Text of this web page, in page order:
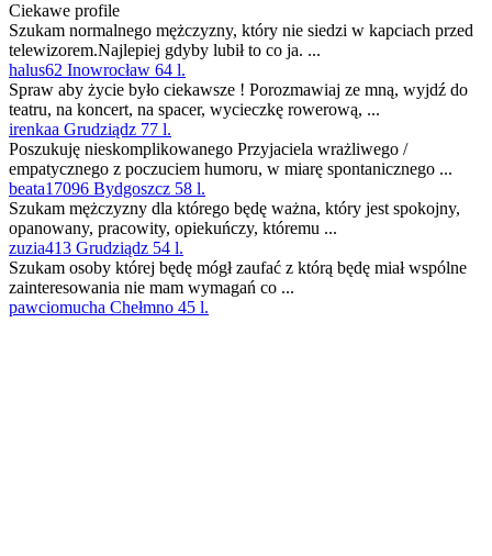
Ciekawe profile
Szukam normalnego mężczyzny, który nie siedzi w kapciach przed
telewizorem.Najlepiej gdyby lubił to co ja. ...
halus62 Inowrocław 64 l.
Spraw aby życie było ciekawsze ! Porozmawiaj ze mną, wyjdź do
teatru, na koncert, na spacer, wycieczkę rowerową, ...
irenkaa Grudziądz 77 l.
Poszukuję nieskomplikowanego Przyjaciela wrażliwego /
empatycznego z poczuciem humoru, w miarę spontanicznego ...
beata17096 Bydgoszcz 58 l.
Szukam mężczyzny dla którego będę ważna, który jest spokojny,
opanowany, pracowity, opiekuńczy, któremu ...
zuzia413 Grudziądz 54 l.
Szukam osoby której będę mógł zaufać z którą będę miał wspólne
zainteresowania nie mam wymagań co ...
pawciomucha Chełmno 45 l.